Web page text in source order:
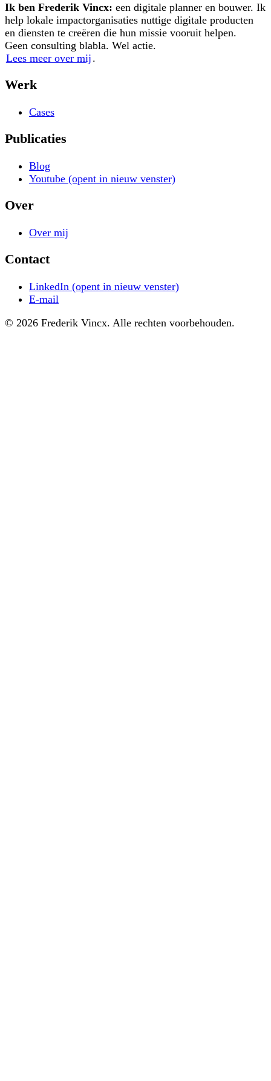
Ik ben Frederik Vincx: een digitale planner en bouwer. Ik
help lokale impactorganisaties nuttige digitale producten
en diensten te creëren die hun missie vooruit helpen.
Geen consulting blabla. Wel actie.
Lees meer over mij .
Werk
Cases
Publicaties
Blog
Youtube (opent in nieuw venster)
Over
Over mij
Contact
LinkedIn (opent in nieuw venster)
E-mail
© 2026 Frederik Vincx. Alle rechten voorbehouden.